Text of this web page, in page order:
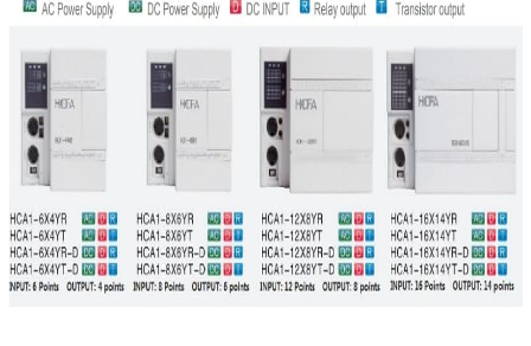
Sửa Bộ điều khiển Servo, Bộ
điều khiển motor bước
Sửa chữa bộ nguồn
Sửa motor - Quấn motor
Sửa Cân Điện Tử
Lập trình PLC